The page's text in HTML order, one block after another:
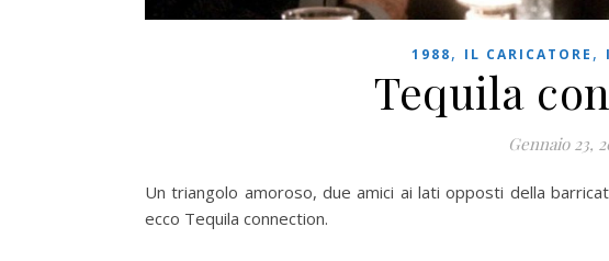
1988, IL CARICATORE ,
Tequila
Gennaio 23,
Un triangolo amoroso, due amici ai lati opposti della
ecco Tequila connection.